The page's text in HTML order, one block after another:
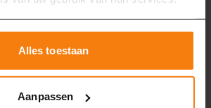
Alles toestaan
Aanpassen
is vaak lastig in- en uit te stappen.
en de bodem glad. Een instapbad